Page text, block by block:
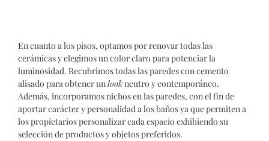
En cuanto a los pisos, optamos por renovar todas las
cerámicas y elegimos un color claro para potenciar la
luminosidad. Recubrimos todas las paredes con cemento
alisado para obtener unlookneutro y contemporáneo.
Además, incorporamos nichos en las paredes, con el fin de
aportar carácter y personalidad a los baños ya que permiten a
los propietarios personalizar cada espacio exhibiendo su
selección de productos y objetospreferidos.